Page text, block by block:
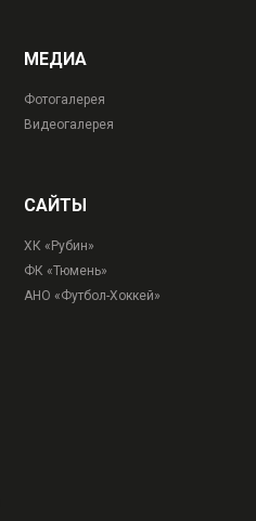
МЕДИА
Фотогалерея
Видеогалерея
САЙТЫ
ХК «Рубин»
ФК «Тюмень»
АНО «Футбол-Хоккей»